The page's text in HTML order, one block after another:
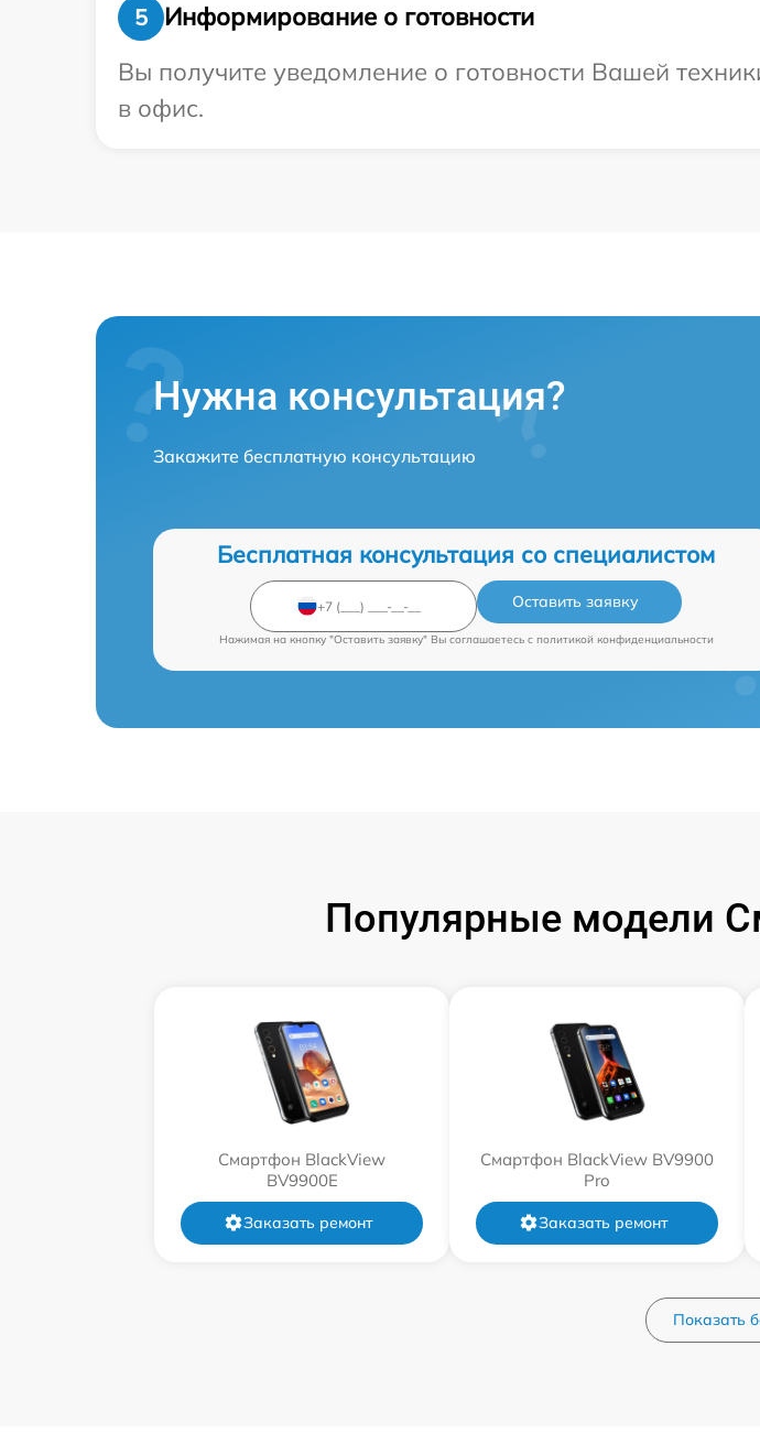
5
Информирование о готовности
Вы получите уведомление о готовности Вашей
в офис.
Нужна консультация?
Закажите бесплатную консультацию
Бесплатная консультация со специалистом
Оставить заявку
Нажимая на кнопку "Оставить заявку" Вы соглашаетесь c политикой конфиденциальности
Популярные модели
Смартфон BlackView
BV9900E
Заказать ремонт
Смартфон BlackView BV9900
Pro
Заказать ремонт
Показать